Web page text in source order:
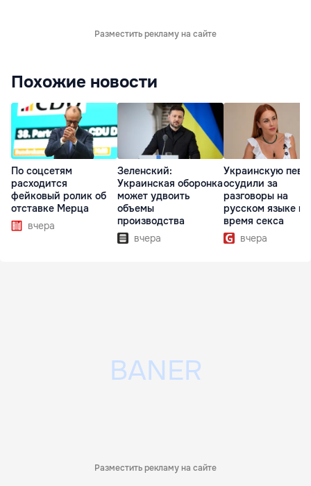
Разместить рекламу на сайте
Похожие новости
По соцсетям
расходится
фейковый ролик об
отставке Мерца
вчера
Зеленский:
Украинская оборонка
может удвоить
объемы
производства
вчера
Украинскую
осудили за
разговоры на
русском языке во
время секса
вчера
Разместить рекламу на сайте